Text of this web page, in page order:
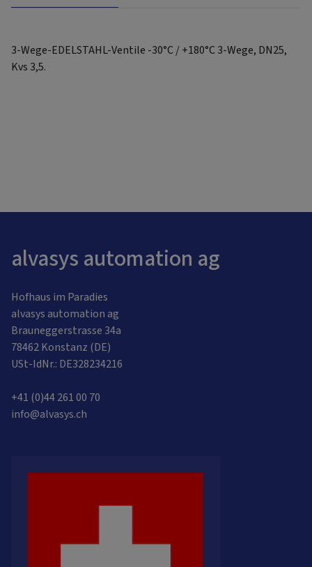
3-Wege-EDELSTAHL-Ventile -30°C / +180°C 3-Wege, DN25,
Kvs 3,5.
alvasys automation ag
Hofhaus im Paradies
alvasys automation ag
Brauneggerstrasse 34a
78462 Konstanz (DE)
USt-IdNr.: DE328234216
+41 (0)44 261 00 70
info@alvasys.ch